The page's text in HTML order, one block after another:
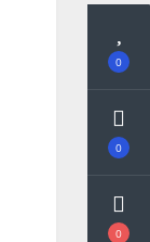
0
0
0